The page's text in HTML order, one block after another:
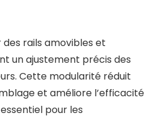
rails amovibles et
un ajustement précis des
Cette modularité réduit
et améliore l’efficacité
pour les